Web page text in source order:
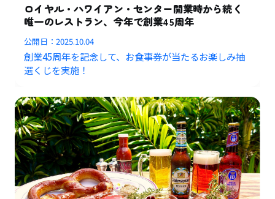
ロイヤル・ハワイアン・センター開業時から続く
唯一のレストラン、今年で創業45周年
公開日：2025.10.04
創業45周年を記念して、お食事券が当たるお楽しみ抽
選くじを実施！